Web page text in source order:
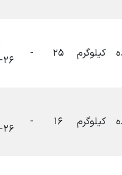
۰۹:۲۷
۱۴۰۴-۰۶-۲۶
تومان
۰۹:۲۲
۱۴۰۴-۰۶-۲۶
تومان